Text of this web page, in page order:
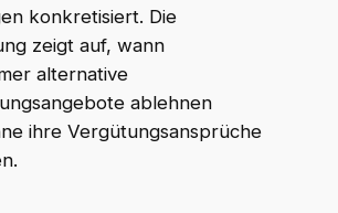
konkretisiert. Die
zeigt auf, wann
alternative
ablehnen
ihre Vergütungsansprüche